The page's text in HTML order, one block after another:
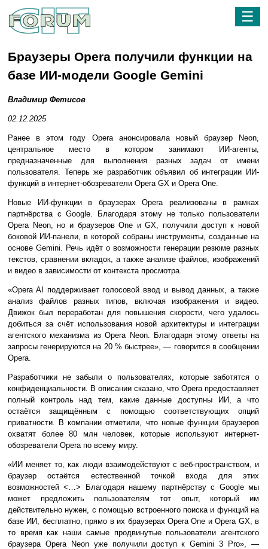
☰
Браузеры Opera получили функции на
базе ИИ-модели Google Gemini
Владимир Фетисов
02.12.2025
Ранее в этом году Opera анонсировала новый браузер Neon,
центральное место в котором занимают ИИ-агенты,
предназначенные для выполнения разных задач от имени
пользователя. Теперь же разработчик объявил об интеграции ИИ-
функций в интернет-обозреватели Opera GX и Opera One.
Новые ИИ-функции в браузерах Opera реализованы в рамках
партнёрства с Google. Благодаря этому не только пользователи
Opera Neon, но и браузеров One и GX, получили доступ к новой
боковой ИИ-панели, в которой собраны инструменты, созданные на
основе Gemini. Речь идёт о возможности генерации резюме разных
текстов, сравнении вкладок, а также анализе файлов, изображений
и видео в зависимости от контекста просмотра.
«Opera AI поддерживает голосовой ввод и вывод данных, а также
анализ файлов разных типов, включая изображения и видео.
Движок был переработан для повышения скорости, чего удалось
добиться за счёт использования новой архитектуры и интеграции
агентского механизма из Opera Neon. Благодаря этому ответы на
запросы генерируются на 20 % быстрее», — говорится в сообщении
Opera.
Разработчики не забыли о пользователях, которые заботятся о
конфиденциальности. В описании сказано, что Opera предоставляет
полный контроль над тем, какие данные доступны ИИ, а что
остаётся защищённым с помощью соответствующих опций
приватности. В компании отметили, что новые функции браузеров
охватят более 80 млн человек, которые используют интернет-
обозреватели Opera по всему миру.
«ИИ меняет то, как люди взаимодействуют с веб-пространством, и
браузер остаётся естественной точкой входа для этих
возможностей <…> Благодаря нашему партнёрству с Google мы
может предложить пользователям тот опыт, который им
действительно нужен, с помощью встроенного поиска и функций на
базе ИИ, бесплатно, прямо в их браузерах Opera One и Opera GX, в
то время как наши самые продвинутые пользователи агентского
браузера Opera Neon уже получили доступ к Gemini 3 Pro», —